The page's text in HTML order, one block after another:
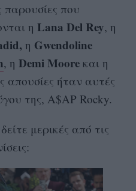
παρουσίες που
η Lana Del Rey, η
η Gwendoline
, η Demi Moore και η
απουσίες ήταν αυτές
της, A$AP Rocky.
μερικές από τις